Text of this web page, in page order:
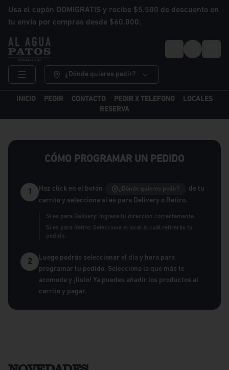
Usa el cupón DOMIGRATIS y recibe $5.500 de descuento en
tu envío por compras desde $60.000.
Login
¿Dónde quieres pedir?
INICIO PEDIR CONTACTO PEDIR X TELEFONO
LOCALES
RESERVA
CÓMO PROGRAMAR UN PEDIDO
1 Haz click en el botón ¿Dónde quieres pedir?
de tu
carrito y selecciona si es para Delivery o Retiro.
Si es para Delivery: Ingresa tu dirección correctamente.
Si es para Retiro: Selecciona el local al cuál retirarás tu
pedido.
2
Luego podrás seleccionar el día y hora para
programar tu pedido. Selecciona la que más te
acomode y ¡listo! Ya puedes añadir los productos al
carrito y pagar.